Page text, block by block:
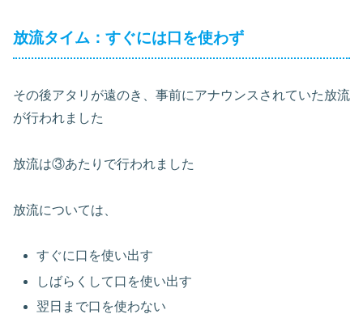
放流タイム：すぐには口を使わず
その後アタリが遠のき、事前にアナウンスされていた放流
が行われました
放流は③あたりで行われました
放流については、
すぐに口を使い出す
しばらくして口を使い出す
翌日まで口を使わない